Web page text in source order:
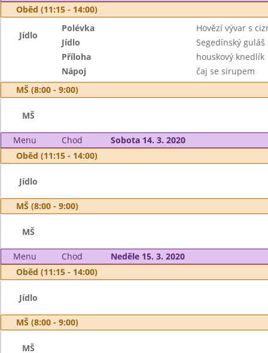
Oběd (11:15 - 14:00)
Jídlo
Polévka
Hovězí vývar s
Jídlo
Segedínský guláš
Příloha
houskový knedlík
Nápoj
čaj se sirupem
MŠ (8:00 - 9:00)
MŠ
Menu Chod
Sobota 14. 3. 2020
Oběd (11:15 - 14:00)
Jídlo
MŠ (8:00 - 9:00)
MŠ
Menu Chod
Neděle 15. 3. 2020
Oběd (11:15 - 14:00)
Jídlo
MŠ (8:00 - 9:00)
MŠ